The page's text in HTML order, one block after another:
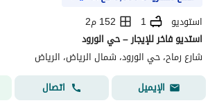
استوديو
1
152 م2
استديو فاخر للإيجار – حي الورود
شارع رماح، حي الورود، شمال الرياض، الرياض
الإيميل
اتصال